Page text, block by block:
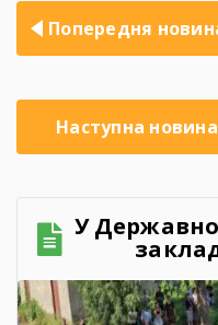
Навігація
записів
Попередня
Наступна новина
У